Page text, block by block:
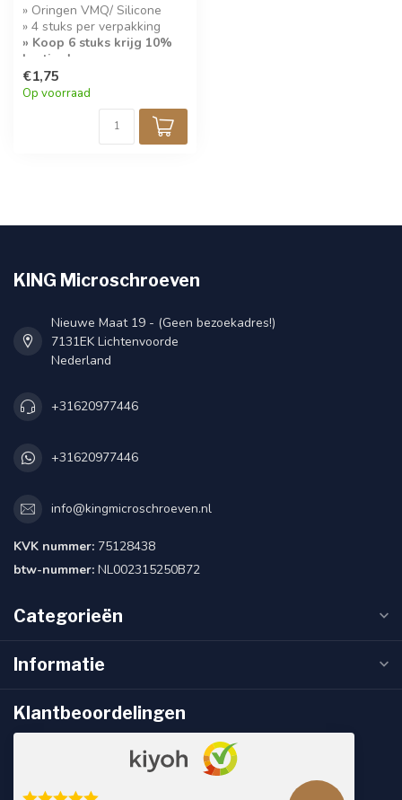
» Oringen VMQ/ Silicone
» 4 stuks per verpakking
» Koop 6 stuks krijg 10%
korting!
€1,75
Op voorraad
KING Microschroeven
Nieuwe Maat 19 - (Geen bezoekadres!)
7131EK Lichtenvoorde
Nederland
+31620977446
+31620977446
info@kingmicroschroeven.nl
KVK nummer: 75128438
btw-nummer: NL002315250B72
Categorieën
Informatie
Klantbeoordelingen